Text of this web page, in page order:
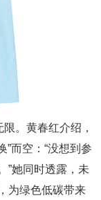
。黄春红介绍，
”而空：“没想到参
”她同时透露，未
为绿色低碳带来